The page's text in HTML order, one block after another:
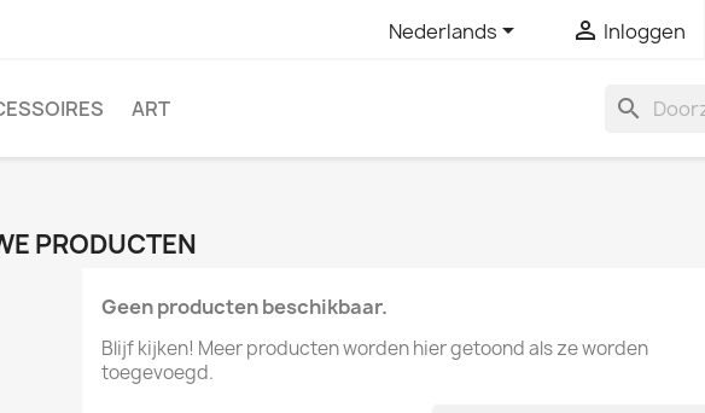
Nederlands  Inloggen
ART search
PRODUCTEN
Geen producten beschikbaar.
Blijf kijken! Meer producten worden hier getoond als ze worden
toegevoegd.